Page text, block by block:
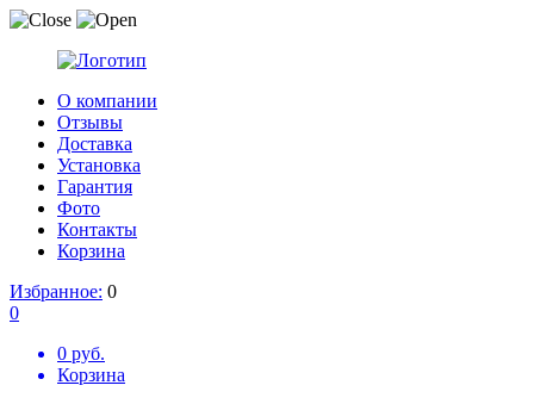
О компании
Отзывы
Доставка
Установка
Гарантия
Фото
Контакты
Корзина
Избранное: 0
0
0 руб.
Корзина